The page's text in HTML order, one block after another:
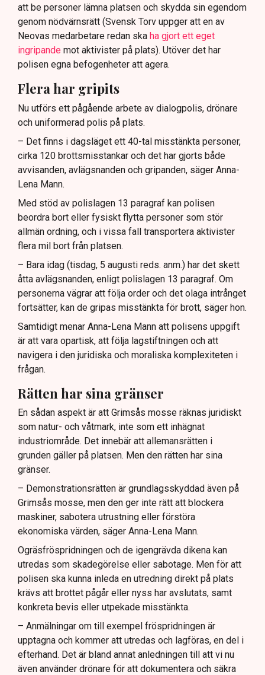
att be personer lämna platsen och skydda sin egendom
genom nödvärnsrätt (Svensk Torv uppger att en av
Neovas medarbetare redan ska ha gjort ett eget
ingripande mot aktivister på plats). Utöver det har
polisen egna befogenheter att agera.
Flera har gripits
Nu utförs ett pågående arbete av dialogpolis, drönare
och uniformerad polis på plats.
– Det finns i dagsläget ett 40-tal misstänkta personer,
cirka 120 brottsmisstankar och det har gjorts både
avvisanden, avlägsnanden och gripanden, säger Anna-
Lena Mann.
Med stöd av polislagen 13 paragraf kan polisen
beordra bort eller fysiskt flytta personer som stör
allmän ordning, och i vissa fall transportera aktivister
flera mil bort från platsen.
– Bara idag (tisdag, 5 augusti reds. anm.) har det skett
åtta avlägsnanden, enligt polislagen 13 paragraf. Om
personerna vägrar att följa order och det olaga intrånget
fortsätter, kan de gripas misstänkta för brott, säger hon.
Samtidigt menar Anna-Lena Mann att polisens uppgift
är att vara opartisk, att följa lagstiftningen och att
navigera i den juridiska och moraliska komplexiteten i
frågan.
Rätten har sina gränser
En sådan aspekt är att Grimsås mosse räknas juridiskt
som natur- och våtmark, inte som ett inhägnat
industriområde. Det innebär att allemansrätten i
grunden gäller på platsen. Men den rätten har sina
gränser.
– Demonstrationsrätten är grundlagsskyddad även på
Grimsås mosse, men den ger inte rätt att blockera
maskiner, sabotera utrustning eller förstöra
ekonomiska värden, säger Anna-Lena Mann.
Ogräsfröspridningen och de igengrävda dikena kan
utredas som skadegörelse eller sabotage. Men för att
polisen ska kunna inleda en utredning direkt på plats
krävs att brottet pågår eller nyss har avslutats, samt
konkreta bevis eller utpekade misstänkta.
– Anmälningar om till exempel fröspridningen är
upptagna och kommer att utredas och lagföras, en del i
efterhand. Det är bland annat anledningen till att vi nu
även använder drönare för att dokumentera och säkra